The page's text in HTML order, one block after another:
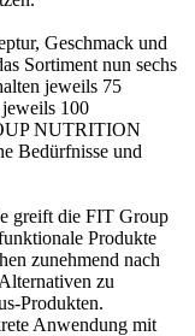
Geschmack und
Sortiment nun sechs
jeweils 75
100
NUTRITION
Bedürfnisse und
greift die FIT Group
Produkte
zunehmend nach
zu
Produkten.
Anwendung mit